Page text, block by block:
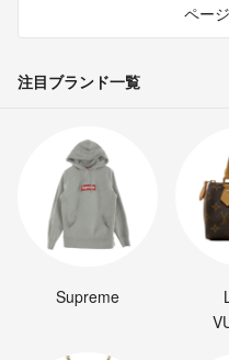
ペー
注目ブランド一覧
Supreme